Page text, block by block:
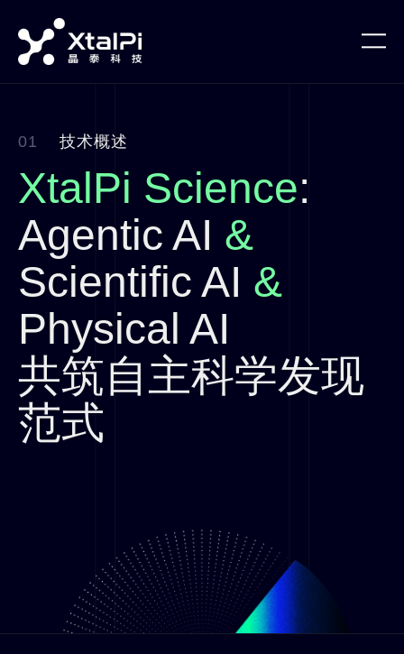
01 技术概述
XtalPi Science:
Agentic AI &
Scientific AI &
Physical AI
共筑自主科学发现
范式